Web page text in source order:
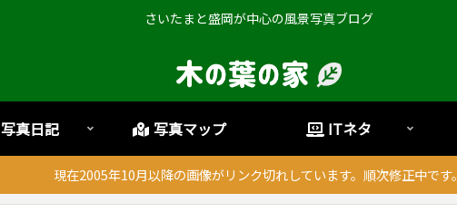
さいたまと盛岡が中心の風景写真ブログ
写真日記 写真マップ ITネタ
現在2005年10月以降の画像がリンク切れしています。順次修正中です。